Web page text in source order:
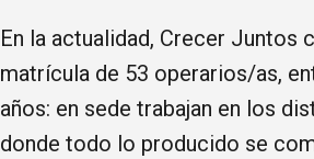
En la actualidad, Crecer Juntos
matrícula de 53 operarios/as,
años: en sede trabajan en los
donde todo lo producido se